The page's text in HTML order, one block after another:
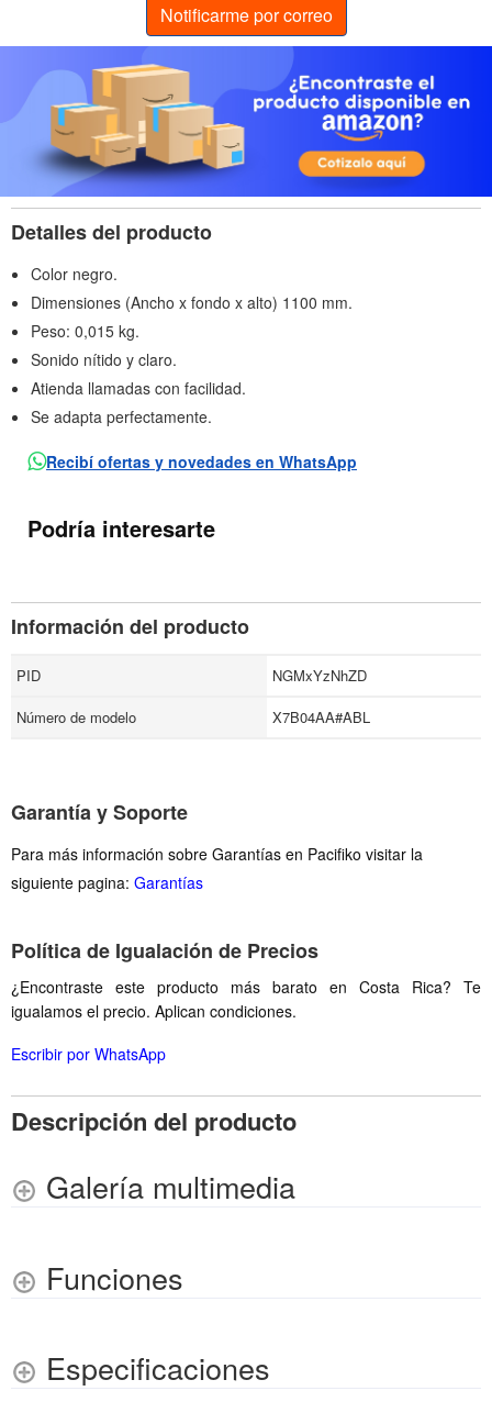
Notificarme por correo
Detalles del producto
Color negro.
Dimensiones (Ancho x fondo x alto) 1100 mm.
Peso: 0,015 kg.
Sonido nítido y claro.
Atienda llamadas con facilidad.
Se adapta perfectamente.
Recibí ofertas y novedades en WhatsApp
Podría interesarte
Información del producto
PID
NGMxYzNhZD
Número de modelo
X7B04AA#ABL
Garantía y Soporte
Para más información sobre Garantías en Pacifiko visitar la
siguiente pagina: Garantías
Política de Igualación de Precios
¿Encontraste este producto más barato en Costa Rica? Te
igualamos el precio. Aplican condiciones.
Escribir por WhatsApp
Descripción del producto
Galería multimedia
Funciones
Especificaciones